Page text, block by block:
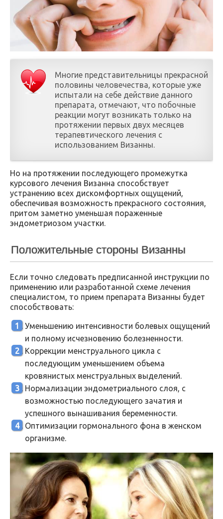
Многие представительницы прекрасной
половины человечества, которые уже
испытали на себе действие данного
препарата, отмечают, что побочные
реакции могут возникать только на
протяжении первых двух месяцев
терапевтического лечения с
использованием Визанны.
Но на протяжении последующего промежутка
курсового лечения Визанна способствует
устранению всех дискомфортных ощущений,
обеспечивая возможность прекрасного состояния,
притом заметно уменьшая пораженные
эндометриозом участки.
Положительные стороны Визанны
Если точно следовать предписанной инструкции по
применению или разработанной схеме лечения
специалистом, то прием препарата Визанны будет
способствовать:
Уменьшению интенсивности болевых ощущений
и полному исчезновению болезненности.
Коррекции менструального цикла с
последующим уменьшением объема
кровянистых менструальных выделений.
Нормализации эндометриального слоя, с
возможностью последующего зачатия и
успешного вынашивания беременности.
Оптимизации гормонального фона в женском
организме.